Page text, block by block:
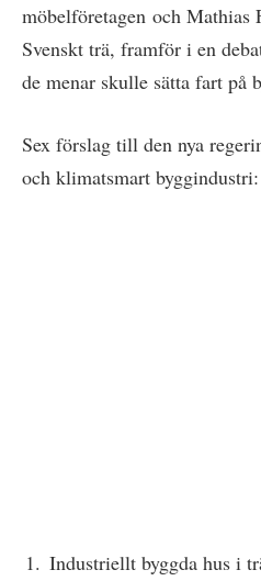
möbelföretagen och
Svenskt trä, framför i en
de menar skulle sätta fart på
Sex förslag till den nya
och klimatsmart byggindustri:
Industriellt byggda hus i